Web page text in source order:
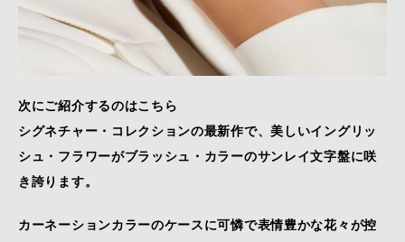
次にご紹介するのはこちら
シグネチャー・コレクションの最新作で、美しいイングリッ
シュ・フラワーがブラッシュ・カラーのサンレイ文字盤に咲
き誇ります。
カーネーションカラーのケースに可憐で表情豊かな花々が控